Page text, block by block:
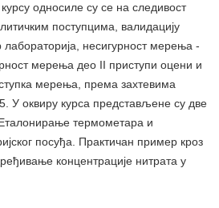
односиле су се на следивост
поступцима, валидацију
несигурност мерења -
мерења део II приступи оцени и
мерења, према захтевима
У оквиру курса представљене су две
термометара и
посуђа. Практичан пример кроз
концентрације нитрата у